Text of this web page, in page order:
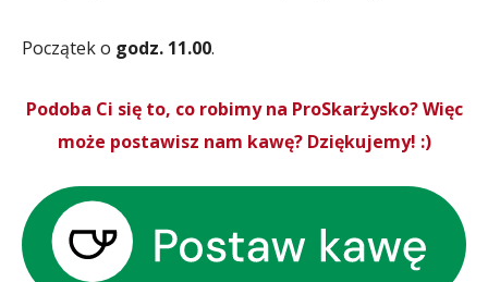
Początek o godz. 11.00.
Podoba Ci się to, co robimy na ProSkarżysko? Więc
może postawisz nam kawę? Dziękujemy! :)